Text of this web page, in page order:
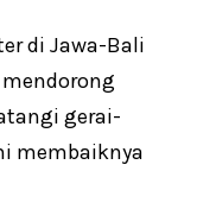
di Jawa-Bali
gerai-
membaiknya